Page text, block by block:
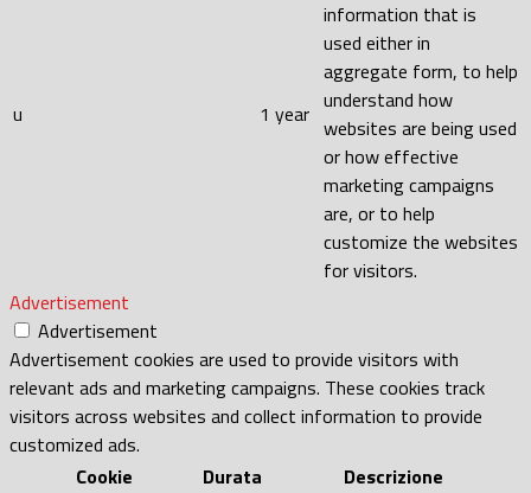
u 1 year
information that is
used either in
aggregate form, to help
understand how
websites are being used
or how effective
marketing campaigns
are, or to help
customize the websites
for visitors.
Advertisement
Advertisement
Advertisement cookies are used to provide visitors with
relevant ads and marketing campaigns. These cookies track
visitors across websites and collect information to provide
customized ads.
Cookie
Durata Descrizione